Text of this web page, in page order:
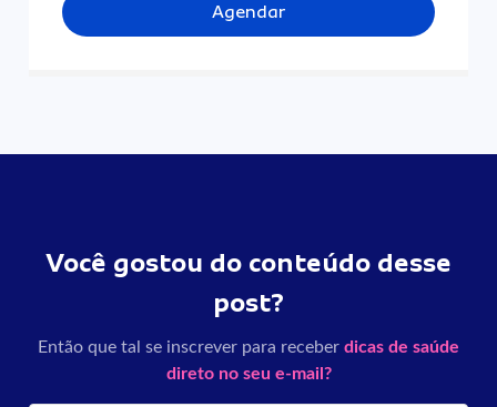
Agendar
Você gostou do conteúdo desse
post?
Então que tal se inscrever para receber dicas de saúde
direto no seu e-mail?